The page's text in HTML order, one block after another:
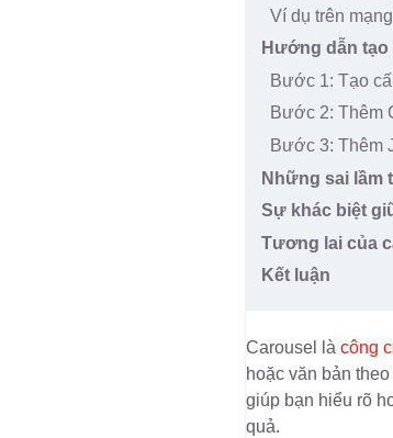
Ví dụ trên
Hướng dẫn tạo
Bước 1: Tạo
Bước 2: Thêm
Bước 3: Thêm
Những sai lầm
Sự khác biệt
Tương lai của
Kết luận
Carousel là công
hoặc văn bản
giúp bạn hiểu rõ
quả.